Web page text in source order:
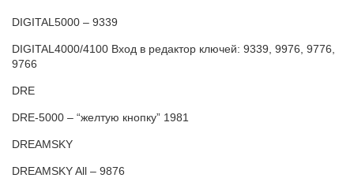
DIGITAL5000 – 9339
DIGITAL4000/4100 Вход в редактор ключей: 9339, 9976, 9776,
9766
DRE
DRE-5000 – “желтую кнопку” 1981
DREAMSKY
DREAMSKY All – 9876